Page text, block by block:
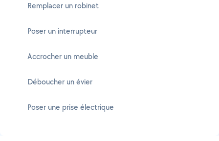
Remplacer un robinet
Poser un interrupteur
Accrocher un meuble
Déboucher un évier
Poser une prise électrique